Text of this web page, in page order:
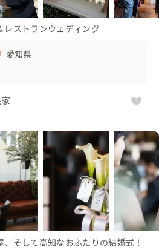
ストランウェディング
愛知県
そして高知なおふたりの結婚式！